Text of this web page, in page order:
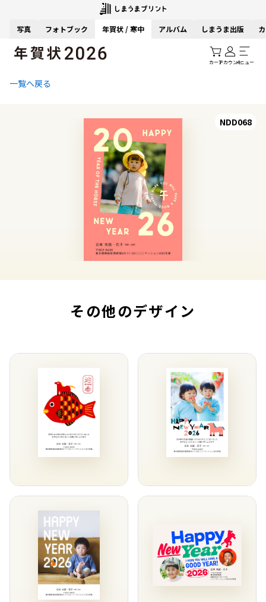
写真 フォトブック 年賀状 / 寒中 アルバム しまうま出版
カートアカウントメニュー
一覧へ戻る
NDD068
その他のデザイン